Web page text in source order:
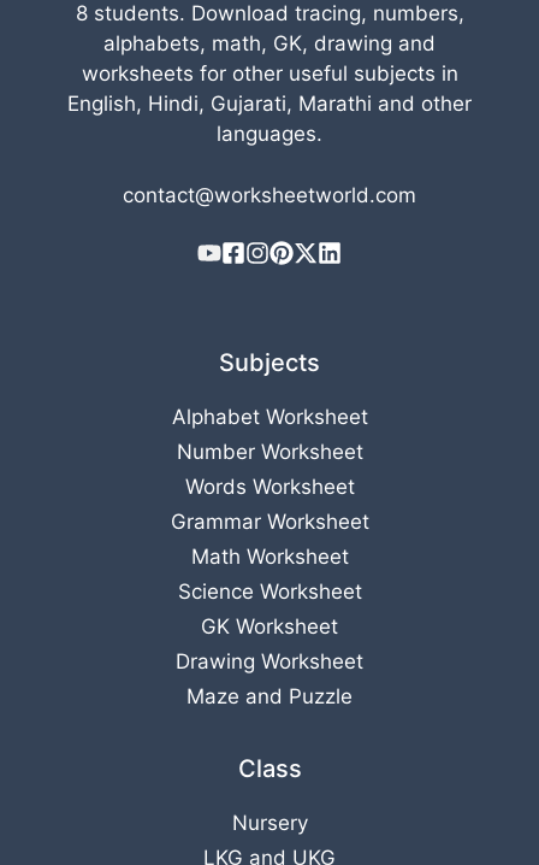
8 students. Download tracing, numbers,
alphabets, math, GK, drawing and
worksheets for other useful subjects in
English, Hindi, Gujarati, Marathi and other
languages.
contact@worksheetworld.com
Subjects
Alphabet Worksheet
Number Worksheet
Words Worksheet
Grammar Worksheet
Math Worksheet
Science Worksheet
GK Worksheet
Drawing Worksheet
Maze and Puzzle
Class
Nursery
LKG and UKG